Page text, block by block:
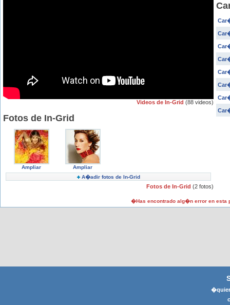
Videos de In-Grid (88 videos)
Fotos de In-Grid
Ampliar
Ampliar
A�adir fotos de In-Grid
Fotos de In-Grid (2 fotos)
�Has encontrado alg�n error en esta